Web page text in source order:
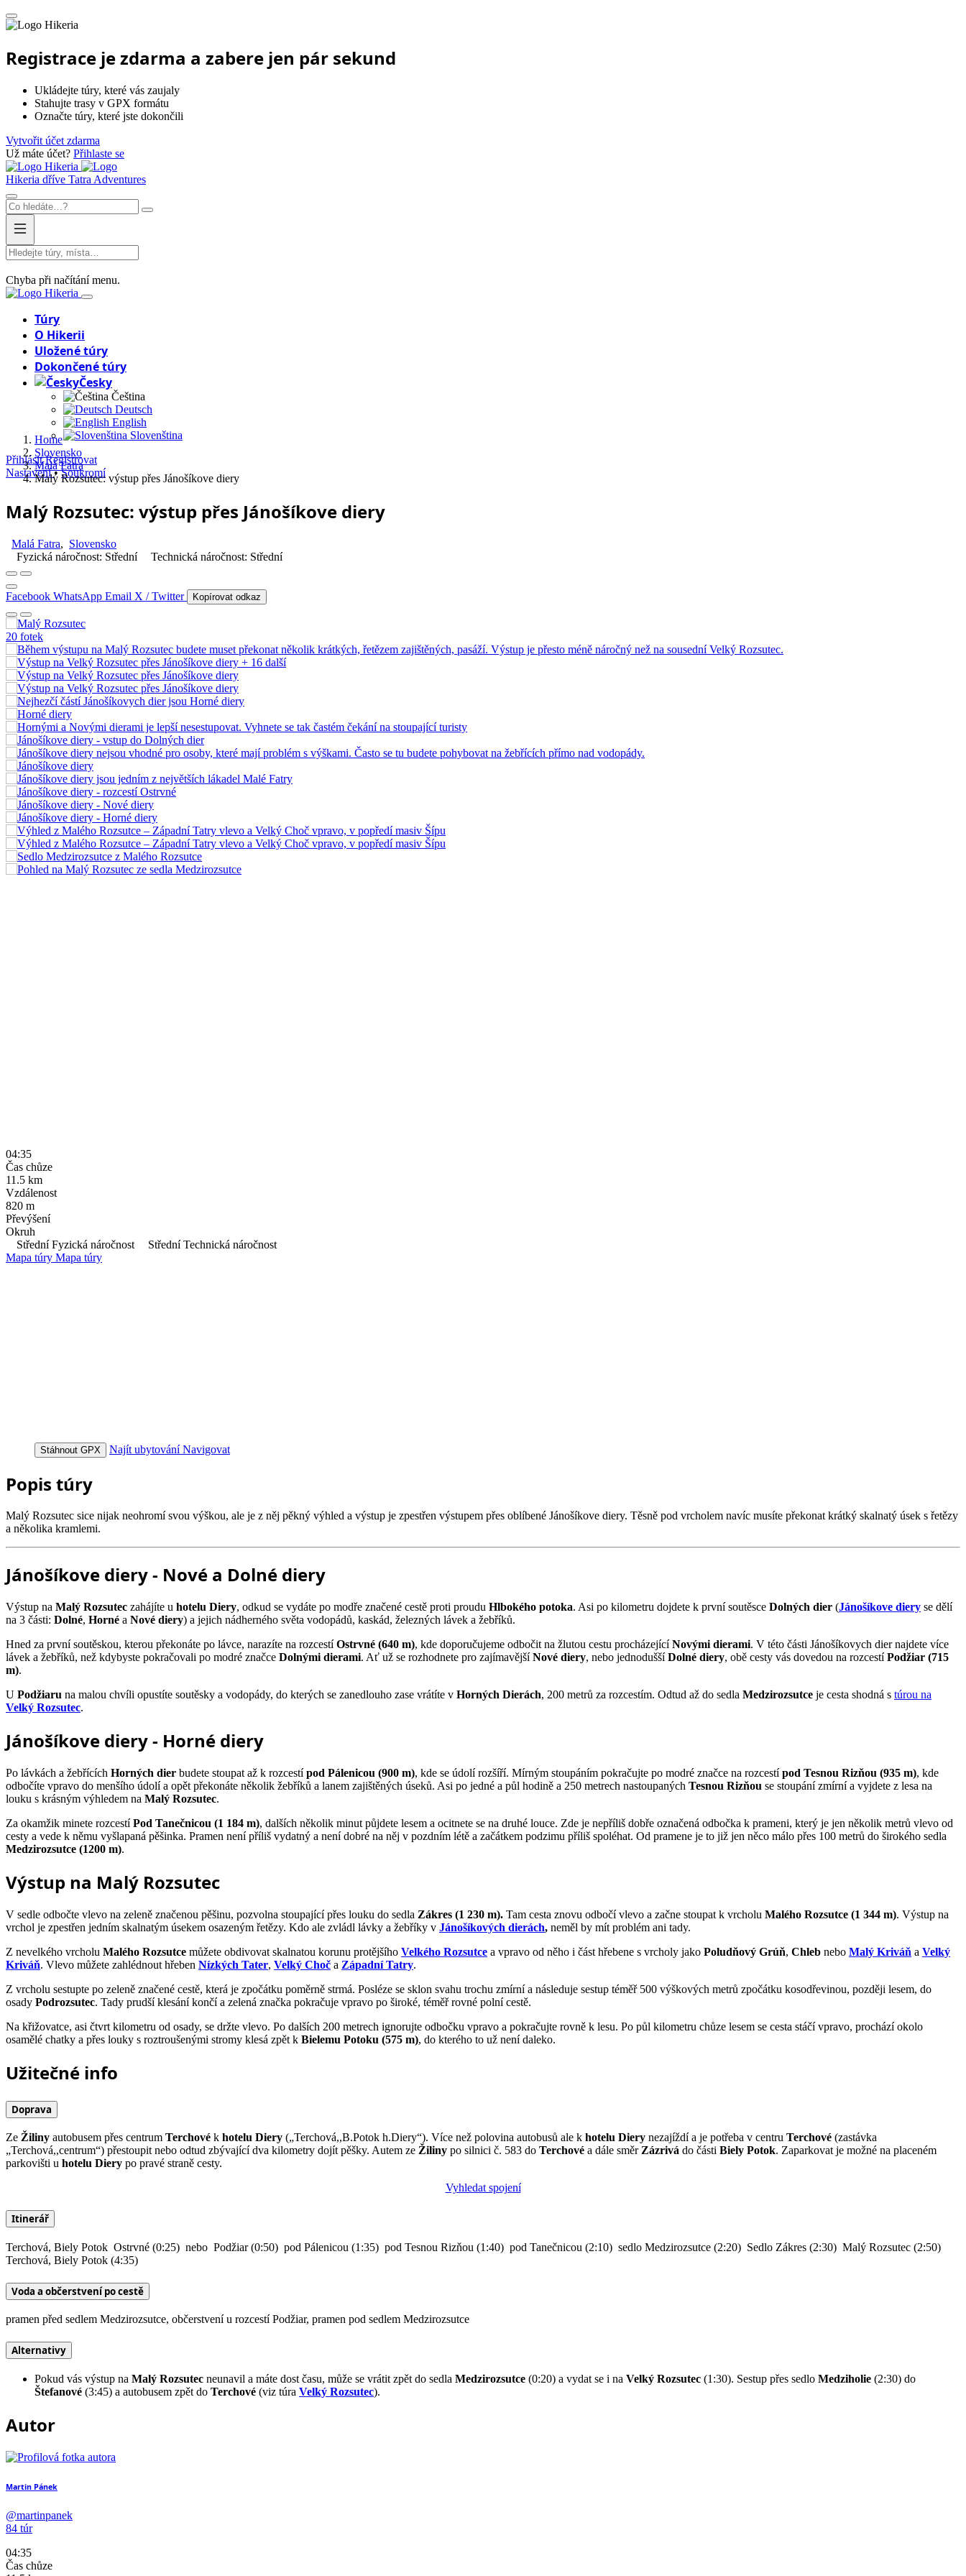
Hikeria
Registrace je zdarma a zabere jen pár sekund
Ukládejte túry, které vás zaujaly
Stahujte trasy v GPX formátu
Označte túry, které jste dokončili
Vytvořit účet zdarma
Už máte účet? Přihlaste se
Hikeria
Hikeria dříve Tatra Adventures
Chyba při načítání menu.
Hikeria
Túry
O Hikerii
Uložené túry
Dokončené túry
Česky
Čeština
Deutsch
English
Slovenština
Přihlásit Registrovat
Nastavení• Soukromí
Home
Slovensko
Malá Fatra
Malý Rozsutec: výstup přes Jánošíkove diery
Malý Rozsutec: výstup přes Jánošíkove diery
Malá Fatra, Slovensko
Fyzická náročnost: Střední
Technická náročnost: Střední
Facebook WhatsApp Email X / Twitter Kopírovat odkaz
20 fotek
+ 16 další
04:35
Čas chůze
11.5 km
Vzdálenost
820 m
Převýšení
Okruh
Střední Fyzická náročnost
Střední Technická náročnost
Mapa túry Mapa túry
Stáhnout GPX Najít ubytování Navigovat
Popis túry
Malý Rozsutec sice nijak neohromí svou výškou, ale je z něj pěkný výhled a výstup je zpestřen výstupem přes oblíbené Jánošíkove diery. Těsně pod vrcholem navíc musíte překonat krátký skalnatý úsek s řetězy
a několika kramlemi.
Jánošíkove diery - Nové a Dolné diery
Výstup na Malý Rozsutec zahájíte u hotelu Diery, odkud se vydáte po modře značené cestě proti proudu Hlbokého potoka. Asi po kilometru dojdete k první soutěsce Dolných dier (Jánošíkove diery se dělí
na 3 části: Dolné, Horné a Nové diery) a jejich nádherného světa vodopádů, kaskád, železných lávek a žebříků.
Hned za první soutěskou, kterou překonáte po lávce, narazíte na rozcestíOstrvné (640 m), kde doporučujeme odbočit na žlutou cestu procházejícíNovými dierami. V této části Jánošíkovych dier najdete více
lávek a žebříků, než kdybyste pokračovali po modré značce Dolnými dierami. Ať už se rozhodnete pro zajímavějšíNové diery, nebo jednoduššíDolné diery, obě cesty vás dovedou na rozcestíPodžiar (715
m).
U Podžiaru na malou chvíli opustíte soutěsky a vodopády, do kterých se zanedlouho zase vrátíte v Horných Dierách, 200 metrů za rozcestím. Odtud až do sedla Medzirozsutce je cesta shodná s túrou na
Velký Rozsutec.
Jánošíkove diery - Horné diery
Po lávkách a žebřících Horných dier budete stoupat až k rozcestípod Pálenicou (900 m), kde se údolí rozšíří. Mírným stoupáním pokračujte po modré značce na rozcestípod Tesnou Rizňou (935 m), kde
odbočíte vpravo do menšího údolí a opět překonáte několik žebříků a lanem zajištěných úseků. Asi po jedné a půl hodině a 250 metrech nastoupaných Tesnou Rizňou se stoupání zmírní a vyjdete z lesa na
louku s krásným výhledem na Malý Rozsutec.
Za okamžik minete rozcestíPod Tanečnicou (1 184 m), dalších několik minut půjdete lesem a ocitnete se na druhé louce. Zde je nepříliš dobře označená odbočka k prameni, který je jen několik metrů vlevo od
cesty a vede k němu vyšlapaná pěšinka. Pramen není příliš vydatný a není dobré na něj v pozdním létě a začátkem podzimu příliš spoléhat. Od pramene je to již jen něco málo přes 100 metrů do širokého sedla
Medzirozsutce (1200 m).
Výstup na Malý Rozsutec
V sedle odbočte vlevo na zeleně značenou pěšinu, pozvolna stoupající přes louku do sedla Zákres (1 230 m). Tam cesta znovu odbočí vlevo a začne stoupat k vrcholu Malého Rozsutce (1 344 m). Výstup na
vrchol je zpestřen jedním skalnatým úsekem osazeným řetězy. Kdo ale zvládl lávky a žebříky v Jánošíkových dierách, neměl by mít problém ani tady.
Z nevelkého vrcholu Malého Rozsutce můžete obdivovat skalnatou korunu protějšího Velkého Rozsutce a vpravo od něho i část hřebene s vrcholy jako Poludňový Grúň, Chleb nebo Malý Kriváň a Velký
Kriváň. Vlevo můžete zahlédnout hřeben Nízkých Tater, Velký Choč a Západní Tatry.
Z vrcholu sestupte po zeleně značené cestě, která je zpočátku poměrně strmá. Posléze se sklon svahu trochu zmírní a následuje sestup téměř 500 výškových metrů zpočátku kosodřevinou, později lesem, do
osady Podrozsutec. Tady prudší klesání končí a zelená značka pokračuje vpravo po široké, téměř rovné polní cestě.
Na křižovatce, asi čtvrt kilometru od osady, se držte vlevo. Po dalších 200 metrech ignorujte odbočku vpravo a pokračujte rovně k lesu. Po půl kilometru chůze lesem se cesta stáčí vpravo, prochází okolo
osamělé chatky a přes louky s roztroušenými stromy klesá zpět k Bielemu Potoku (575 m), do kterého to už není daleko.
Užitečné info
Doprava
Ze Žiliny autobusem přes centrum Terchové k hotelu Diery („Terchová,,B.Potok h.Diery“). Více než polovina autobusů ale k hotelu Diery nezajíždí a je potřeba v centru Terchové (zastávka
„Terchová,,centrum“) přestoupit nebo odtud zbývající dva kilometry dojít pěšky. Autem ze Žiliny po silnici č. 583 do Terchové a dále směrZázrivá do části Biely Potok. Zaparkovat je možné na placeném
parkovišti u hotelu Diery po pravé straně cesty.
Vyhledat spojení
Itinerář
Terchová, Biely Potok Ostrvné (0:25) nebo Podžiar (0:50) pod Pálenicou (1:35) pod Tesnou Rizňou (1:40) pod Tanečnicou (2:10) sedlo Medzirozsutce (2:20) Sedlo Zákres (2:30) Malý Rozsutec (2:50)
Terchová, Biely Potok (4:35)
Voda a občerstvení po cestě
pramen před sedlem Medzirozsutce, občerstvení u rozcestí Podžiar, pramen pod sedlem Medzirozsutce
Alternativy
Pokud vás výstup na Malý Rozsutec neunavil a máte dost času, může se vrátit zpět do sedla Medzirozsutce (0:20) a vydat se i na Velký Rozsutec (1:30). Sestup přes sedlo Medziholie (2:30) do
Štefanové (3:45) a autobusem zpět do Terchové (viz túra Velký Rozsutec).
Autor
Martin Pánek
@martinpanek
84 túr
04:35
Čas chůze